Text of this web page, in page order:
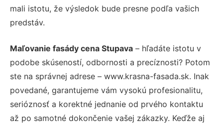
mali istotu, že výsledok bude presne podľa vašich
predstáv.
Maľovanie fasády cena Stupava – hľadáte istotu v
podobe skúseností, odbornosti a precíznosti? Potom
ste na správnej adrese – www.krasna-fasada.sk. Inak
povedané, garantujeme vám vysokú profesionalitu,
serióznosť a korektné jednanie od prvého kontaktu
až po samotné dokončenie vašej zákazky. Keďže aj